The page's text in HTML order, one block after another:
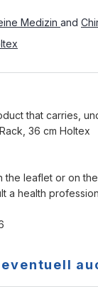
Medizin and
that carries,
36 cm Holtex
the leaflet or on
a health